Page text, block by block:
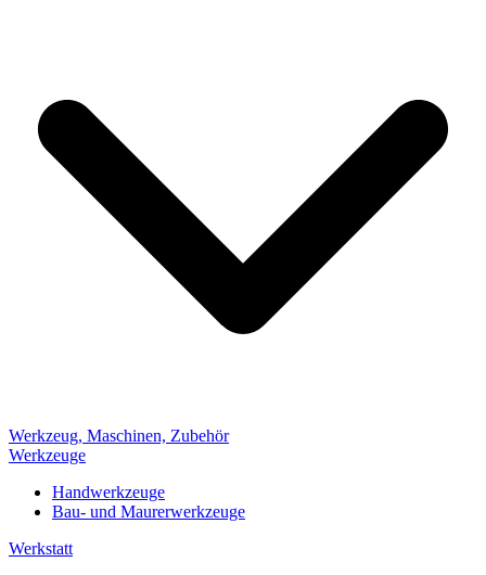
Werkzeug, Maschinen, Zubehör
Werkzeuge
Handwerkzeuge
Bau- und Maurerwerkzeuge
Werkstatt